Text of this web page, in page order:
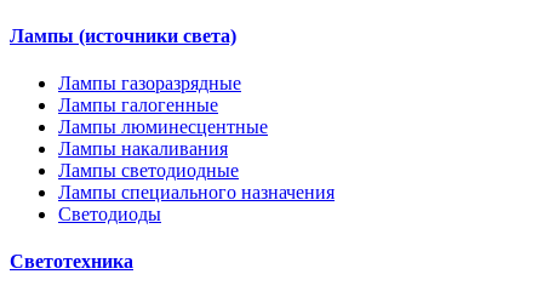
Лампы (источники света)
Лампы газоразрядные
Лампы галогенные
Лампы люминесцентные
Лампы накаливания
Лампы светодиодные
Лампы специального назначения
Светодиоды
Светотехника